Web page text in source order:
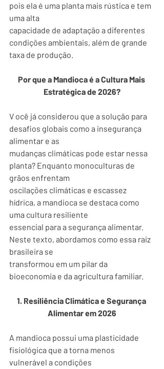
pois ela é uma planta mais rústica e tem
uma alta
capacidade de adaptação a diferentes
condições ambientais, além de grande
taxa de produção.
Por que a Mandioca é a Cultura Mais
Estratégica de 2026?
V ocê já considerou que a solução para
desafios globais como a insegurança
alimentar e as
mudanças climáticas pode estar nessa
planta? Enquanto monoculturas de
grãos enfrentam
oscilações climáticas e escassez
hídrica, a mandioca se destaca como
uma cultura resiliente
essencial para a segurança alimentar.
Neste texto, abordamos como essa raiz
brasileira se
transformou em um pilar da
bioeconomia e da agricultura familiar.
1. Resiliência Climática e Segurança
Alimentar em 2026
A mandioca possui uma plasticidade
fisiológica que a torna menos
vulnerável a condições